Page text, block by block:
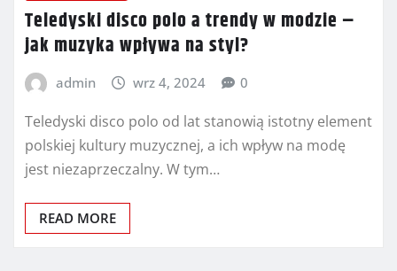
Teledyski disco polo a trendy w modzie –
jak muzyka wpływa na styl?
admin wrz 4, 2024 0
Teledyski disco polo od lat stanowią istotny element
polskiej kultury muzycznej, a ich wpływ na modę
jest niezaprzeczalny. W tym…
READ MORE